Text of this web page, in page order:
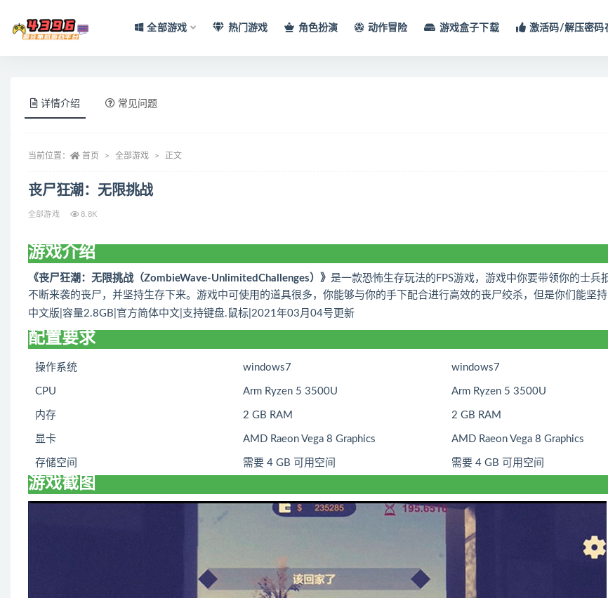
全部游戏 热门游戏 角色扮演 动作冒险 游戏盒子下载 激活码/解压密码
详情介绍 常见问题
当前位置： 首页 全部游戏 正文
丧尸狂潮：无限挑战
全部游戏 8.8K
游戏介绍
《丧尸狂潮：无限挑战（ZombieWave-UnlimitedChallenges）》 是一款恐怖生存玩法的FPS游戏，游戏中你要带领你的士兵
不断来袭的丧尸，并坚持生存下来。游戏中可使用的道具很多，你能够与你的手下配合进行高效的丧尸绞杀，但是你们能坚持
中文版|容量2.8GB|官方简体中文|支持键盘.鼠标|2021年03月04号更新
配置要求
操作系统 windows7 windows7
CPU Arm Ryzen 5 3500U Arm Ryzen 5 3500U
内存 2 GB RAM 2 GB RAM
显卡 AMD Raeon Vega 8 Graphics AMD Raeon Vega 8 Graphics
存储空间 需要 4 GB 可用空间 需要 4 GB 可用空间
游戏截图